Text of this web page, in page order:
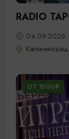
RADIO
04.09.2026
ОТ 1500₽